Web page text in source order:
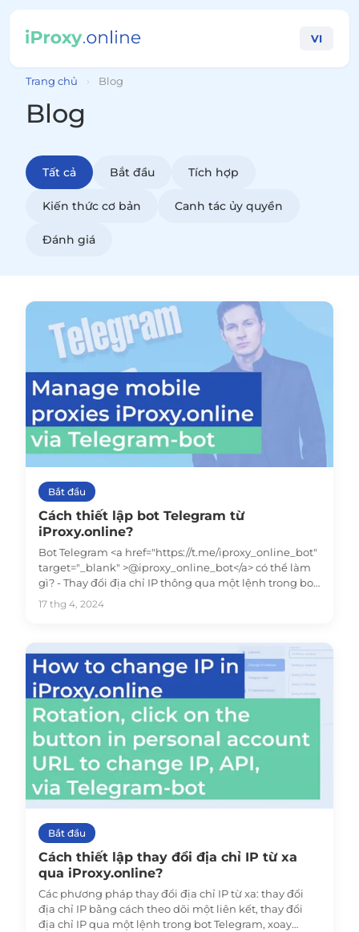
VI
Trang chủ › Blog
Blog
Tất cả Bắt đầu Tích hợp
Kiến thức cơ bản Canh tác ủy quyền
Đánh giá
Bắt đầu
Cách thiết lập bot Telegram từ
iProxy.online?
Bot Telegram <a href="https://t.me/iproxy_online_bot"
target="_blank" >@iproxy_online_bot</a> có thể làm
gì? - Thay đổi địa chỉ IP thông qua một lệnh trong bot
- Thông báo về việc thay đổi địa chỉ IP
17 thg 4, 2024
Bắt đầu
Cách thiết lập thay đổi địa chỉ IP từ xa
qua iProxy.online?
Các phương pháp thay đổi địa chỉ IP từ xa: thay đổi
địa chỉ IP bằng cách theo dõi một liên kết, thay đổi
địa chỉ IP qua một lệnh trong bot Telegram, xoay